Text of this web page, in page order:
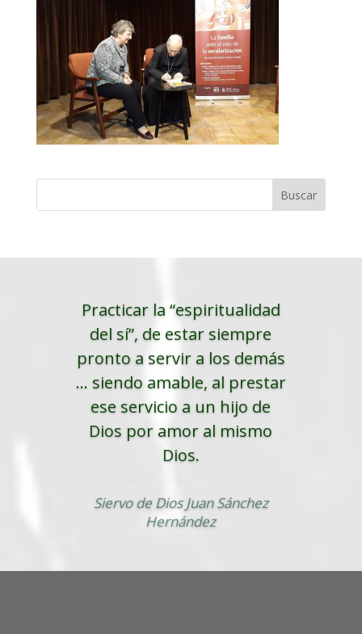
Practicar la “espiritualidad
del sí”, de estar siempre
pronto a servir a los demás
... siendo amable, al prestar
ese servicio a un hijo de
Dios por amor al mismo
Dios.
Siervo de Dios Juan Sánchez
Hernández